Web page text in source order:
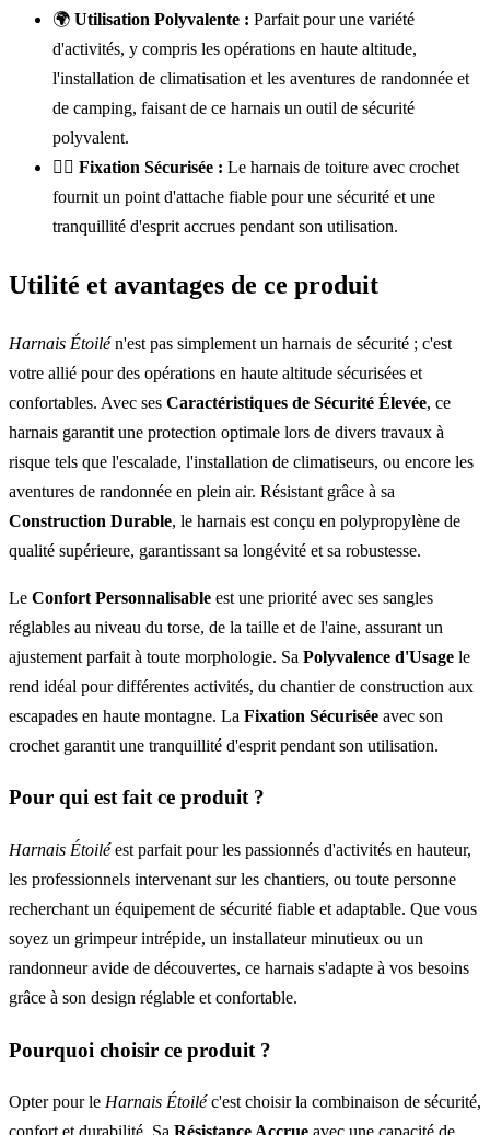
🌍 Utilisation Polyvalente : Parfait pour une variété
d'activités, y compris les opérations en haute altitude,
l'installation de climatisation et les aventures de randonnée et
de camping, faisant de ce harnais un outil de sécurité
polyvalent.
🧗‍♂️ Fixation Sécurisée : Le harnais de toiture avec crochet
fournit un point d'attache fiable pour une sécurité et une
tranquillité d'esprit accrues pendant son utilisation.
Utilité et avantages de ce produit
Harnais Étoilén'est pas simplement un harnais de sécurité ; c'est
votre allié pour des opérations en haute altitude sécurisées et
confortables. Avec ses Caractéristiques de Sécurité Élevée, ce
harnais garantit une protection optimale lors de divers travaux à
risque tels que l'escalade, l'installation de climatiseurs, ou encore les
aventures de randonnée en plein air. Résistant grâce à sa
Construction Durable, le harnais est conçu en polypropylène de
qualité supérieure, garantissant sa longévité et sa robustesse.
Le Confort Personnalisable est une priorité avec ses sangles
réglables au niveau du torse, de la taille et de l'aine, assurant un
ajustement parfait à toute morphologie. Sa Polyvalence d'Usage le
rend idéal pour différentes activités, du chantier de construction aux
escapades en haute montagne. La Fixation Sécurisée avec son
crochet garantit une tranquillité d'esprit pendant son utilisation.
Pour qui est fait ce produit ?
Harnais Étoiléest parfait pour les passionnés d'activités en hauteur,
les professionnels intervenant sur les chantiers, ou toute personne
recherchant un équipement de sécurité fiable et adaptable. Que vous
soyez un grimpeur intrépide, un installateur minutieux ou un
randonneur avide de découvertes, ce harnais s'adapte à vos besoins
grâce à son design réglable et confortable.
Pourquoi choisir ce produit ?
Opter pour le Harnais Étoiléc'est choisir la combinaison de sécurité,